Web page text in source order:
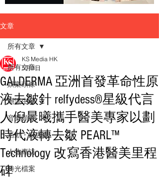
文章
所有文章
娛樂頭條
潮流生活
音樂頻道
活動・好去處
人物專訪
時光檔案
所有文章
GALDERMA 亞洲首發革命性原
液去皺針 relfydess®星級代言
人倪晨曦攜手醫美專家以劃
時代液轉去皺 PEARL™
Technology 改寫香港醫美里程
碑
KS Media HK
5月9日